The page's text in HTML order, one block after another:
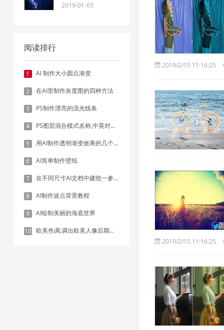
2019-01-03
阅读排行
1 AI 制作大小圆点渐变
2 在AI里制作灰度图的四种方法
3 PS制作漂亮的流光线条
4 PS图层混合模式名称,中英对照表
5 用AI制作透明渐变效果的几个方法
6 AI简单制作壁纸
7 在不同尺寸AI文档中建统一参考线 - 方法1：对齐和分布
8 AI制作波点背景教程
9 AI绘制美丽的海底世界
10 欧美色调,调出欧美人像后期色调实例
2019/2/15 11:16:25
2019/2/15 11:16:25